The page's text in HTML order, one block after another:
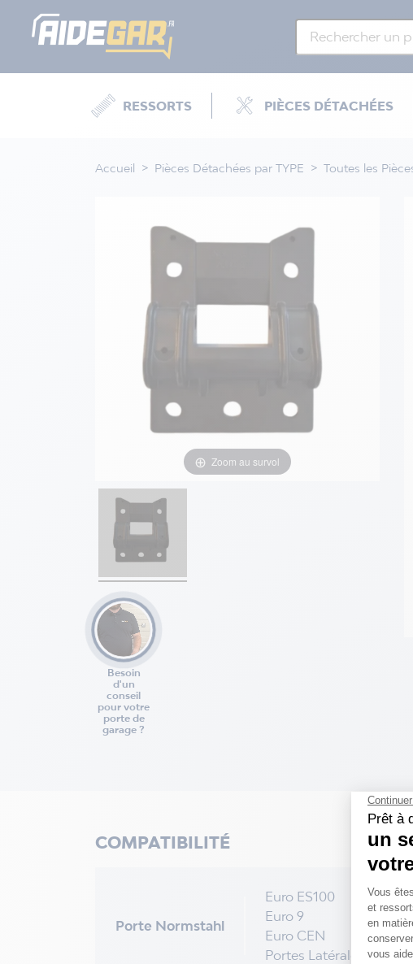
RESSORTS PIÈCES DÉTACHÉES
Accueil Pièces Détachées par TYPE Toutes les
Zoom au survol
Besoin
d'un
conseil
pour votre
porte de
garage ?
COMPATIBILITÉ
Porte Normstahl
Euro ES100
Euro 9
Euro CEN
Portes Latérales